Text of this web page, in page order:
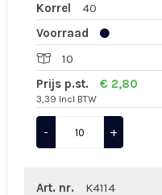
Korrel
40
Voorraad
10
Prijs p.st.
€ 2,80
3,39 Incl BTW
- +
Art. nr.
K4114